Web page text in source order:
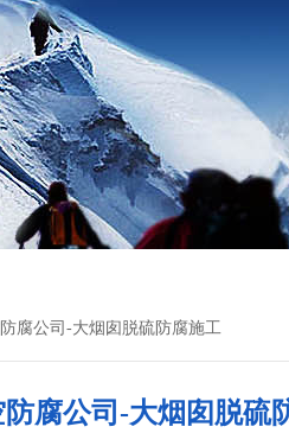
腐公司-大烟囱脱硫防腐施工
腐公司-大烟囱脱硫